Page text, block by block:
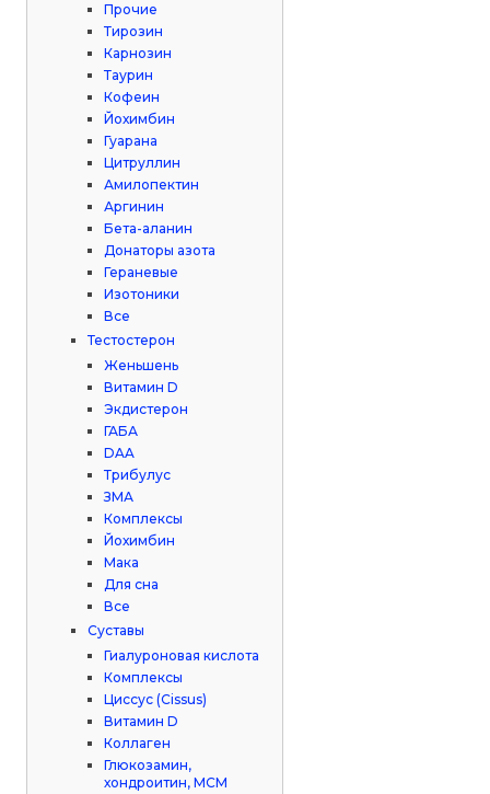
Прочие
Тирозин
Карнозин
Таурин
Кофеин
Йохимбин
Гуарана
Цитруллин
Амилопектин
Аргинин
Бета-аланин
Донаторы азота
Гераневые
Изотоники
Все
Тестостерон
Женьшень
Витамин D
Экдистерон
ГАБА
DAA
Трибулус
ЗМА
Комплексы
Йохимбин
Мака
Для сна
Все
Суставы
Гиалуроновая кислота
Комплексы
Циссус (Cissus)
Витамин D
Коллаген
Глюкозамин,
хондроитин, МСМ